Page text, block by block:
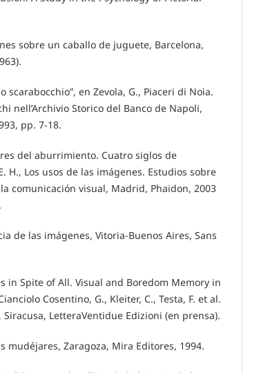
sobre un caballo de juguete, Barcelona,
scarabocchio”, en Zevola, G., Piaceri di Noia.
nell’Archivio Storico del Banco de Napoli,
pp. 7-18.
del aburrimiento. Cuatro siglos de
H., Los usos de las imágenes. Estudios sobre
comunicación visual, Madrid, Phaidon, 2003
de las imágenes, Vitoria-Buenos Aires, Sans
in Spite of All. Visual and Boredom Memory in
Cosentino, G., Kleiter, C., Testa, F. et al.
LetteraVentidue Edizioni (en prensa).
mudéjares, Zaragoza, Mira Editores, 1994.